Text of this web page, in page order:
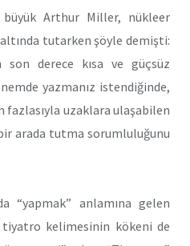
büyük Arthur Miller, nükleer
altında tutarken şöyle demişti:
son derece kısa ve güçsüz
yazmanız istendiğinde,
fazlasıyla uzaklara ulaşabilen
arada tutma sorumluluğunu
“yapmak” anlamına gelen
kelimesinin kökeni de